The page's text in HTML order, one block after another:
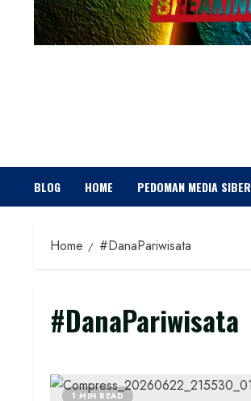
BLOG HOME PEDOMAN MEDIA SIBER
Home #DanaPariwisata
#DanaPariwisata
1 MIN READ